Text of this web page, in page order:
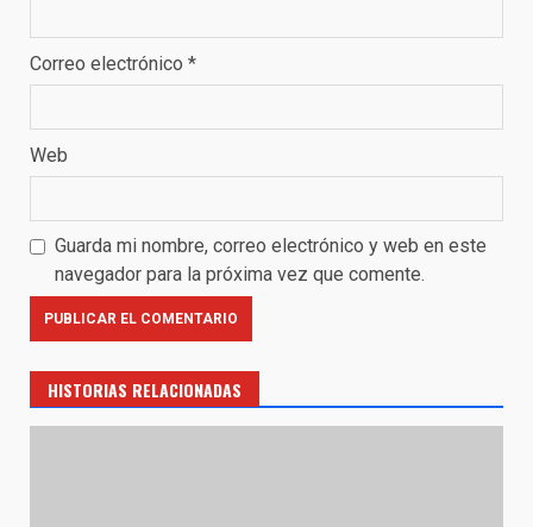
Correo electrónico *
Web
Guarda mi nombre, correo electrónico y web en este
navegador para la próxima vez que comente.
HISTORIAS RELACIONADAS